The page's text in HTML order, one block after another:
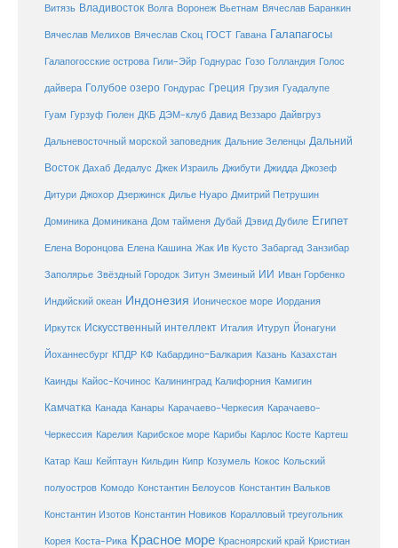
Витязь Владивосток Волга Воронеж Вьетнам Вячеслав Баранкин
Вячеслав Мелихов Вячеслав Скоц ГОСТ Гавана Галапагосы
Галапогосские острова Гили-Эйр Годнурас Гозо Голландия Голос
дайвера Голубое озеро Гондурас Греция Грузия Гуадалупе
Гуам Гурзуф Гюлен ДКБ ДЭМ-клуб Давид Веззаро Дайвгруз
Дальневосточный морской заповедник Дальние Зеленцы Дальний
Восток Дахаб Дедалус Джек Израиль Джибути Джидда Джозеф
Дитури Джохор Дзержинск Дилье Нуаро Дмитрий Петрушин
Доминика Доминикана Дом тайменя Дубай Дэвид Дубиле Египет
Елена Воронцова Елена Кашина Жак Ив Кусто Забаргад Занзибар
Заполярье Звёздный Городок Зитун Змеиный ИИ Иван Горбенко
Индийский океан Индонезия Ионическое море Иордания
Иркутск Искусственный интеллект Италия Итуруп Йонагуни
Йоханнесбург КПДР КФ Кабардино-Балкария Казань Казахстан
Каинды Кайос-Кочинос Калининград Калифорния Камигин
Камчатка Канада Канары Карачаево-Черкесия Карачаево-
Черкессия Карелия Карибское море Карибы Карлос Косте Картеш
Катар Каш Кейптаун Кильдин Кипр Козумель Кокос Кольский
полуостров Комодо Константин Белоусов Константин Вальков
Константин Изотов Константин Новиков Коралловый треугольник
Корея Коста-Рика Красное море Красноярский край Кристиан